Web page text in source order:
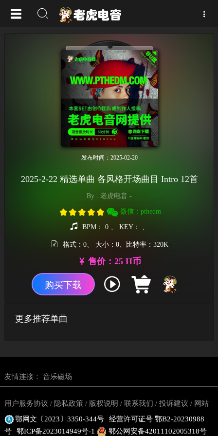
发布时间：2025-02-20
2025-2-22 精选单曲 各风格开场曲目 Intro 12首
By : 老虎电音 -
微信：pthedm
BPM： 0 、 KEY： 、
格式：0、 大小：0、比特率：320K
售价：25 H币
购买下载
更多推荐单曲
友情连接： 音乐磁场
用户服务协议 / 隐私政策 / 版权说明 / 联系我们 / 投诉建议 / 网站
地图
鄂网文〔2023〕3350-344号
经营许可证号 鄂B2-20230988
号
鄂ICP备2023014949号-1 鄂公网安备42011102005318号